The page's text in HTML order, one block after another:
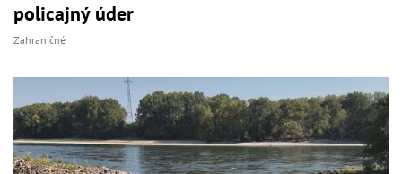
policajný úder
Zahraničné